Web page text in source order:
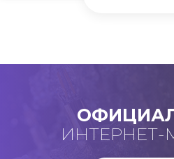
ИНТЕРНЕТ-